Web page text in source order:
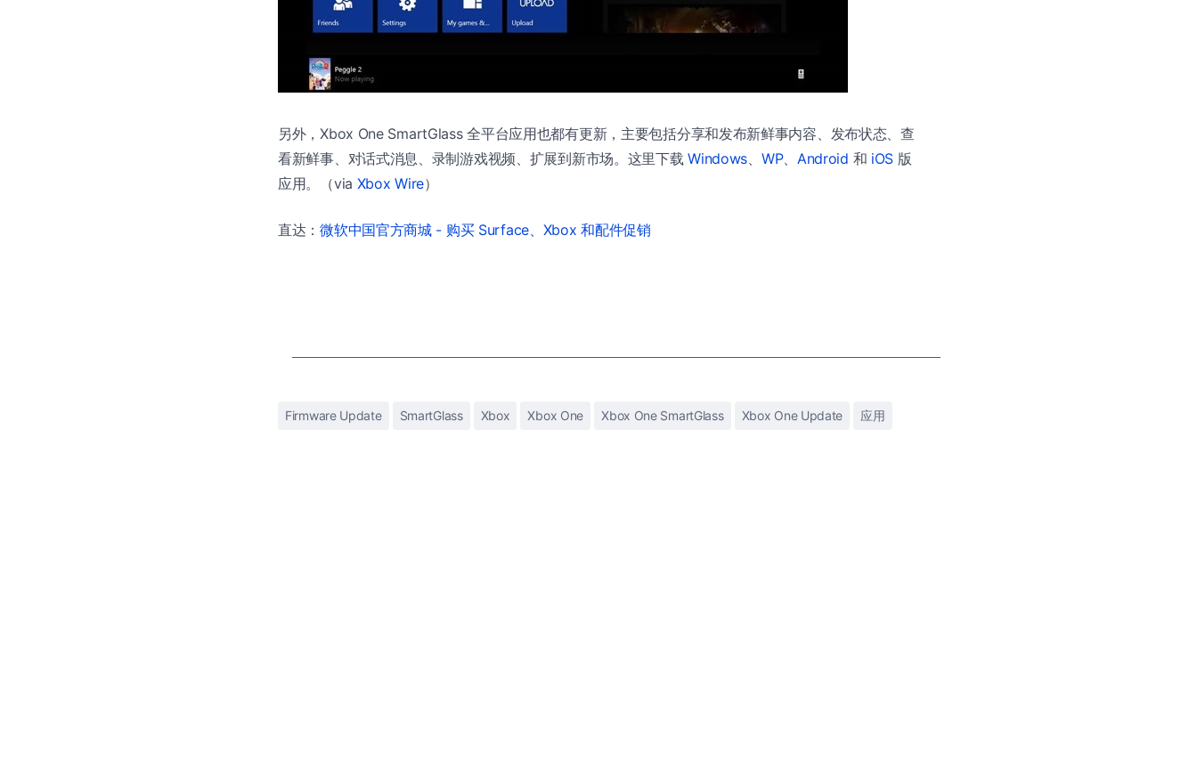
另外，Xbox One SmartGlass 全平台应用也都有更新，主要包括分享和发布新鲜事内容、发布状态、查
看新鲜事、对话式消息、录制游戏视频、扩展到新市场。这里下载Windows WP、 Android 和 iOS 版
应用。（via Xbox Wire）
直达：微软中国官方商城 - 购买 Surface、Xbox 和配件促销
Firmware Update SmartGlass Xbox Xbox One Xbox One SmartGlass Xbox One Update 应用